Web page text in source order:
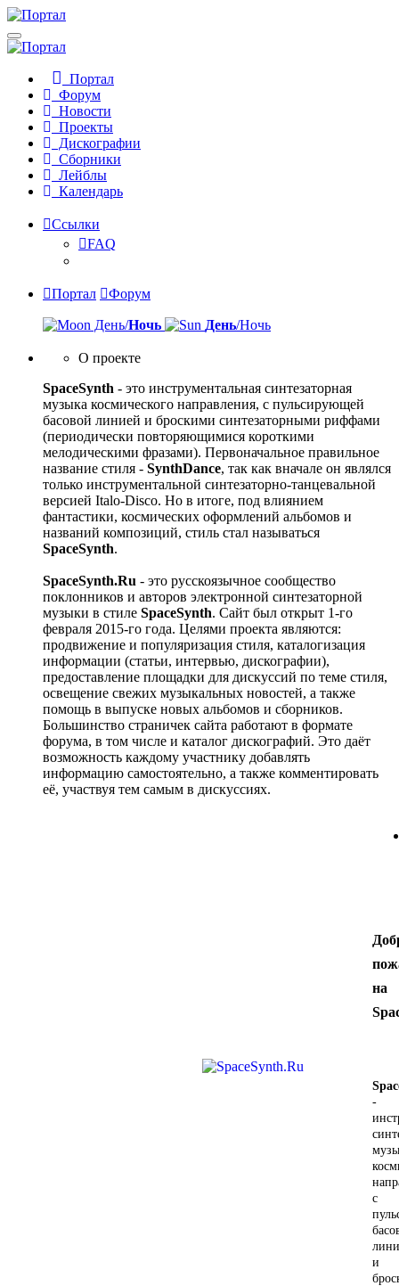
Портал
Форум
Новости
Проекты
Дискографии
Сборники
Лейблы
Календарь
Ссылки
FAQ
Портал Форум
День/Ночь День/Ночь
О проекте
SpaceSynth - это инструментальная синтезаторная
музыка космического направления, с пульсирующей
басовой линией и броскими синтезаторными риффами
(периодически повторяющимися короткими
мелодическими фразами). Первоначальное правильное
название стиля - SynthDance, так как вначале он являлся
только инструментальной синтезаторно-танцевальной
версией Italo-Disco. Но в итоге, под влиянием
фантастики, космических оформлений альбомов и
названий композиций, стиль стал называться
SpaceSynth.
SpaceSynth.Ru - это русскоязычное сообщество
поклонников и авторов электронной синтезаторной
музыки в стиле SpaceSynth. Сайт был открыт 1-го
февраля 2015-го года. Целями проекта являются:
продвижение и популяризация стиля, каталогизация
информации (статьи, интервью, дискографии),
предоставление площадки для дискуссий по теме стиля,
освещение свежих музыкальных новостей, а также
помощь в выпуске новых альбомов и сборников.
Большинство страничек сайта работают в формате
форума, в том числе и каталог дискографий. Это даёт
возможность каждому участнику добавлять
информацию самостоятельно, а также комментировать
её, участвуя тем самым в дискуссиях.
на
-
с
и